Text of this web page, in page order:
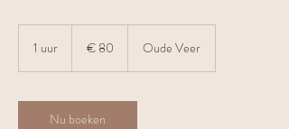
1 uur € 80 Oude Veer
Nu boeken